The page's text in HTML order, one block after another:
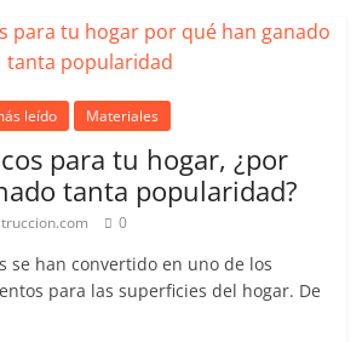
leído Materiales
para tu hogar, ¿por
tanta popularidad?
0
se han convertido en uno de los
para las superficies del hogar. De